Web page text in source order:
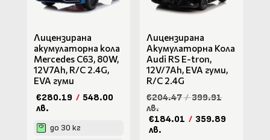
Лицензирана
акумулаторна кола
Mercedes C63, 80W,
12V7Ah, R/C 2.4G,
EVA гуми
€280.19 / 548.00
лв.
до 30 кг
Лицензирана
Акумулаторна Кола
Audi RS Е-tron,
12V/7Ah, EVA гуми,
R/C 2.4G
€204.47/399.91
лв.
€184.01 / 359.89
лв.